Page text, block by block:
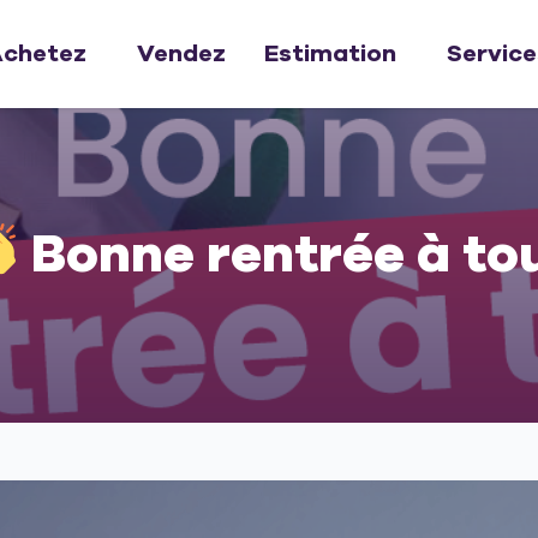
Vendez Estimation
Bonne rentrée à